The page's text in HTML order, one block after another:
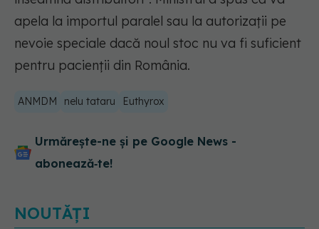
apela la importul paralel sau la autorizații pe
nevoie speciale dacă noul stoc nu va fi suficient
pentru pacienții din România.
ANMDM nelu tataru Euthyrox
Urmărește-ne și pe Google News -
abonează‑te!
NOUTĂȚI